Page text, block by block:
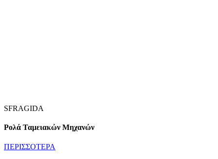
SFRAGIDA
Ρολά Ταμειακών Μηχανών
ΠΕΡΙΣΣΟΤΕΡΑ